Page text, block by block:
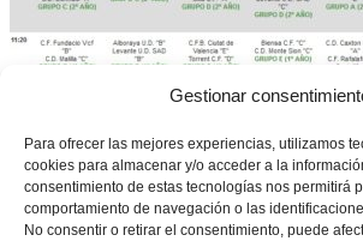
Gestionar
Para ofrecer las mejores experiencias, utilizamos
cookies para almacenar y/o acceder a la
consentimiento de estas tecnologías nos permitirá
comportamiento de navegación o las
No consentir o retirar el consentimiento, puede
Tercera jornada de la IX Copa Federación –